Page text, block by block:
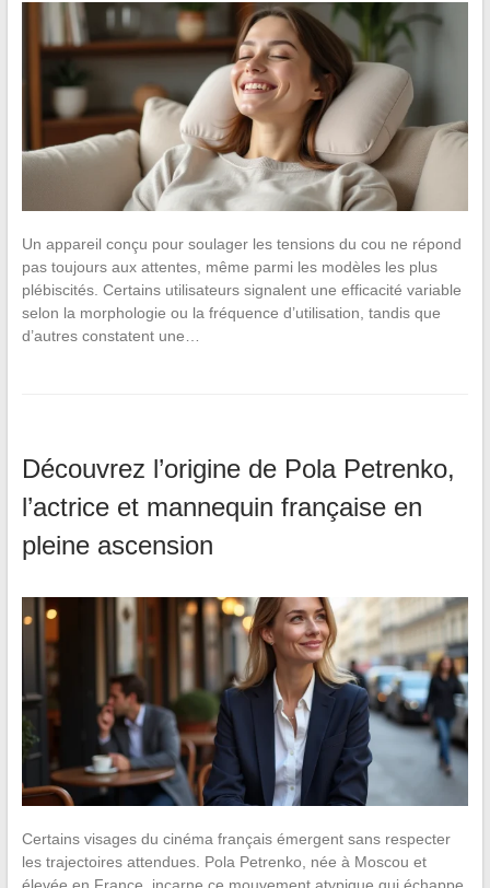
Un appareil conçu pour soulager les tensions du cou ne répond
pas toujours aux attentes, même parmi les modèles les plus
plébiscités. Certains utilisateurs signalent une efficacité variable
selon la morphologie ou la fréquence d’utilisation, tandis que
d’autres constatent une…
Découvrez l’origine de Pola Petrenko,
l’actrice et mannequin française en
pleine ascension
Certains visages du cinéma français émergent sans respecter
les trajectoires attendues. Pola Petrenko, née à Moscou et